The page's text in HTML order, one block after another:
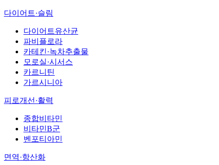
다이어트·슬림
다이어트유산균
파비플로라
카테킨·녹차추출물
모로실·시서스
카르니틴
가르시니아
피로개선·활력
종합비타민
비타민B군
벤포티아민
면역·항산화